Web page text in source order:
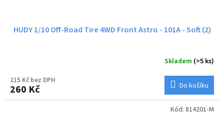
HUDY 1/10 Off-Road Tire 4WD Front Astro - 101A - Soft (2)
Skladem (>5 ks)
215 Kč bez DPH
260 Kč Do košíku
Kód: 814201-M